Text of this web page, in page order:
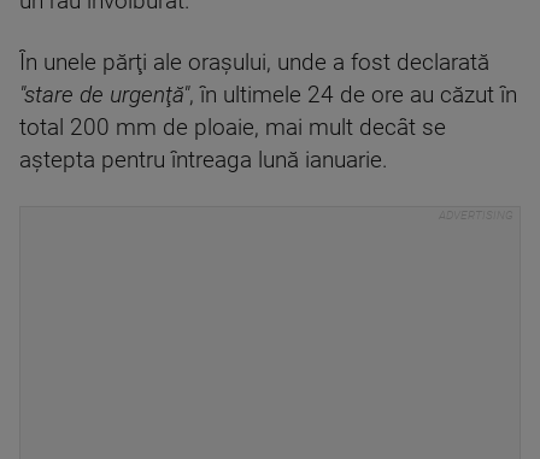
În unele părţi ale oraşului, unde a fost declarată
"stare de urgenţă", în ultimele 24 de ore au căzut în
total 200 mm de ploaie, mai mult decât se
aştepta pentru întreaga lună ianuarie.